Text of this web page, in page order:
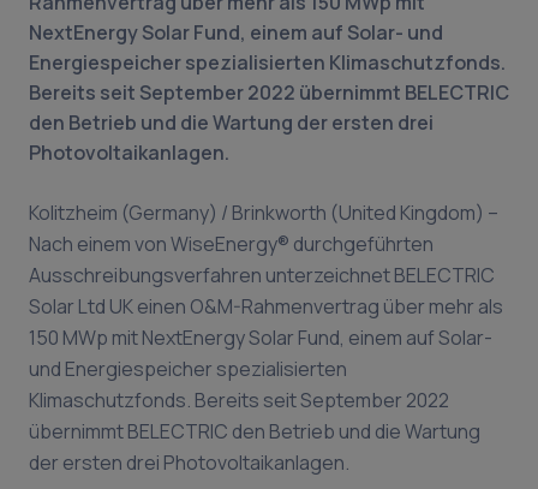
NextEnergy Solar Fund, einem auf Solar- und
Energiespeicher spezialisierten Klimaschutzfonds.
Bereits seit September 2022 übernimmt BELECTRIC
den Betrieb und die Wartung der ersten drei
Photovoltaikanlagen.
Kolitzheim (Germany) / Brinkworth (United Kingdom) –
Nach einem von WiseEnergy® durchgeführten
Ausschreibungsverfahren unterzeichnet BELECTRIC
Solar Ltd UK einen O&M-Rahmenvertrag über mehr als
150 MWp mit NextEnergy Solar Fund, einem auf Solar-
und Energiespeicher spezialisierten
Klimaschutzfonds. Bereits seit September 2022
übernimmt BELECTRIC den Betrieb und die Wartung
der ersten drei Photovoltaikanlagen.